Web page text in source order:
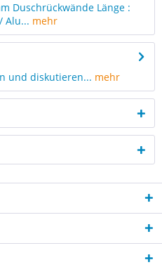
Duschrückwände Länge :
Alu... mehr
und diskutieren... mehr